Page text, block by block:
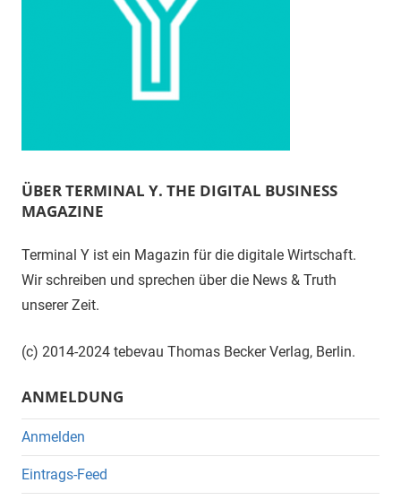
ÜBER TERMINAL Y. THE DIGITAL BUSINESS
MAGAZINE
Terminal Y ist ein Magazin für die digitale Wirtschaft.
Wir schreiben und sprechen über die News & Truth
unserer Zeit.
(c) 2014-2024 tebevau Thomas Becker Verlag, Berlin.
ANMELDUNG
Anmelden
Eintrags-Feed